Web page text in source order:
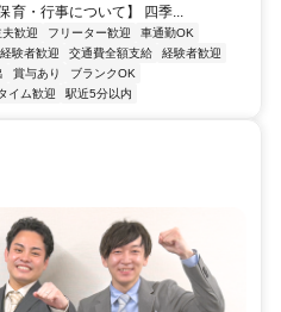
育・行事について】 四季...
歓迎 フリーター歓迎
車通勤OK
験者歓迎 交通費全額支給
経験者歓迎
賞与あり
ブランクOK
イム歓迎 駅近5分以内